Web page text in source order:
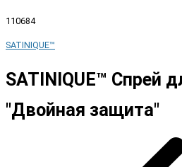
110684
SATINIQUE™
SATINIQUE™ Спрей
"Двойная защита"